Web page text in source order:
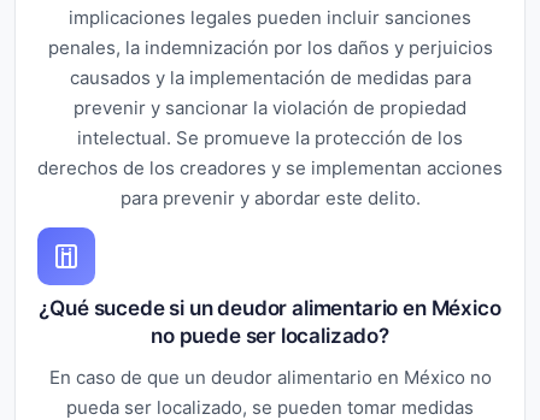
implicaciones legales pueden incluir sanciones
penales, la indemnización por los daños y perjuicios
causados y la implementación de medidas para
prevenir y sancionar la violación de propiedad
intelectual. Se promueve la protección de los
derechos de los creadores y se implementan acciones
para prevenir y abordar este delito.
¿Qué sucede si un deudor alimentario en México
no puede ser localizado?
En caso de que un deudor alimentario en México no
pueda ser localizado, se pueden tomar medidas